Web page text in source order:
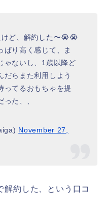
けど、解約した〜😭😭
ぱり高く感じて、ま
ゃないし、1歳以降ど
だらまた利用しよう
ってるおもちゃを提
た、、
November 27,
解約した、という口コ